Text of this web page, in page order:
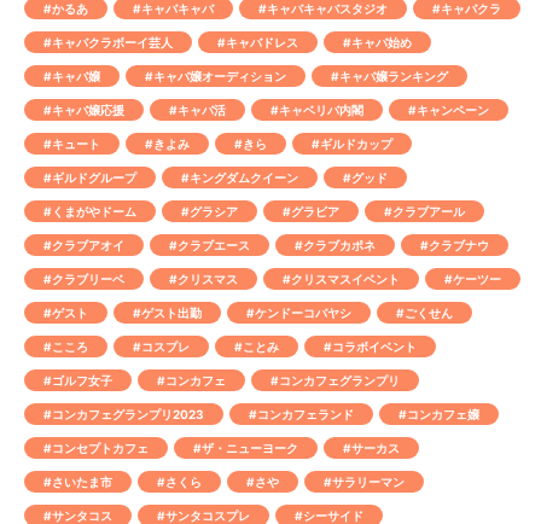
#かるあ #キャバキャバ #キャバキャバスタジオ #キャバクラ
#キャバクラボーイ芸人 #キャバドレス #キャバ始め
#キャバ嬢 #キャバ嬢オーディション #キャバ嬢ランキング
#キャバ嬢応援 #キャバ活 #キャベリバ内閣 #キャンペーン
#キュート #きよみ #きら #ギルドカップ
#ギルドグループ #キングダムクイーン #グッド
#くまがやドーム #グラシア #グラビア #クラブアール
#クラブアオイ #クラブエース #クラブカポネ #クラブナウ
#クラブリーベ #クリスマス #クリスマスイベント #ケーツー
#ゲスト #ゲスト出勤 #ケンドーコバヤシ #ごくせん
#こころ #コスプレ #ことみ #コラボイベント
#ゴルフ女子 #コンカフェ #コンカフェグランプリ
#コンカフェグランプリ2023 #コンカフェランド #コンカフェ嬢
#コンセプトカフェ #ザ・ニューヨーク #サーカス
#さいたま市 #さくら #さや #サラリーマン
#サンタコス #サンタコスプレ #シーサイド